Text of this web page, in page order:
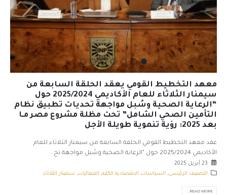
معهد التخطيط القومي يعقد الحلقة السابعة من
سيمنار الثلاثاء للعام الأكاديمي 2025/2024 حول
“الرعاية الصحية وسُبل مواجهة تحديات تطبيق نظام
التأمين الصحي الشامل” تحت مظلة مشروع مصر مـا
بعد 2025: رؤية تنموية طويلة الأجل
عقد معهد التخطيط القومي الحلقة السابعة من سيمنار الثلاثاء للعام
الأكاديمي 2025/2024 حول "الرعاية الصحية وسُبل مواجهة تح...
23 أبريل 2025
التصنيف الرئيسى, السياسات الاقتصاديه الكليه, الفعاليات, سمينار الثلاثاء
READ MORE...